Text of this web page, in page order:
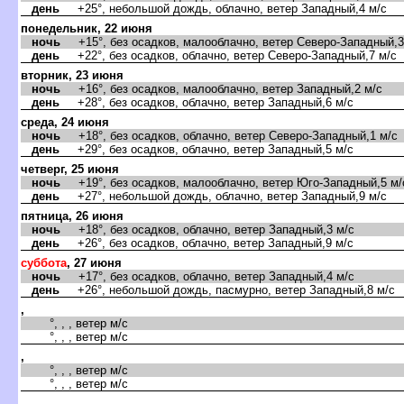
день +25°, небольшой дождь, облачно, ветер Западный,4 м/с
понедельник, 22 июня
ночь +15°, без осадков, малооблачно, ветер Северо-
день +22°, без осадков, облачно, ветер Северо-Западный,7 м/с
торник, 23 июня
ночь +16°, без осадков, малооблачно, ветер Западный,2 м/с
день +28°, без осадков, облачно, ветер Западный,6 м/с
среда, 24 июня
ночь +18°, без осадков, облачно, ветер Северо-Западный,1 м/с
день +29°, без осадков, облачно, ветер Западный,5 м/с
четверг, 25 июня
ночь +19°, без осадков, малооблачно, ветер Юго-Западный,5 м/
день +27°, небольшой дождь, облачно, ветер Западный,9 м/с
пятница, 26 июня
ночь +18°, без осадков, облачно, ветер Западный,3 м/с
день +26°, без осадков, облачно, ветер Западный,9 м/с
суббота, 27 июня
ночь +17°, без осадков, облачно, ветер Западный,4 м/с
день +26°, небольшой дождь, пасмурно, ветер Западный,8 м/с
,
°, , , ветер м/с
°, , , ветер м/с
,
°, , , ветер м/с
°, , , ветер м/с